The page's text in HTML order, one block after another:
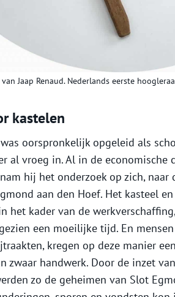
Jaap Renaud. Nederlands eerste
kastelen
was oorspronkelijk opgeleid als
al vroeg in. Al in de
hij het onderzoek op zich,
aan den Hoef. Het kasteel
het kader van de
een moeilijke tijd. En
kregen op deze manier
zwaar handwerk. Door de inzet
zo de geheimen van Slot